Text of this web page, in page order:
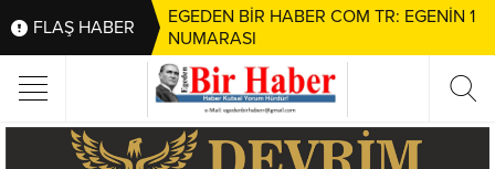
FLAŞ HABER
EGEDEN BİR HABER COM TR: EGENİN 1
NUMARASI